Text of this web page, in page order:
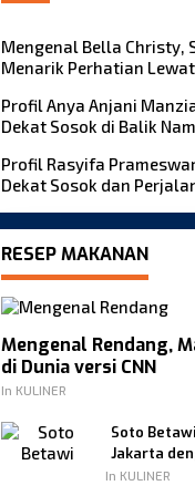
BERITA UTAMA
Simpang K-
Beruntun,
07/2026
Khansa Alodia,
yang Menarik
Mengenal Bella Christy,
Menarik Perhatian
Profil Anya Anjani
Dekat Sosok di Balik
Profil Rasyifa
Dekat Sosok dan
RESEP MAKANAN
Mengenal Rendang,
di Dunia versi CNN
In KULINER
Soto
Jakarta
Berempah
In KULINER